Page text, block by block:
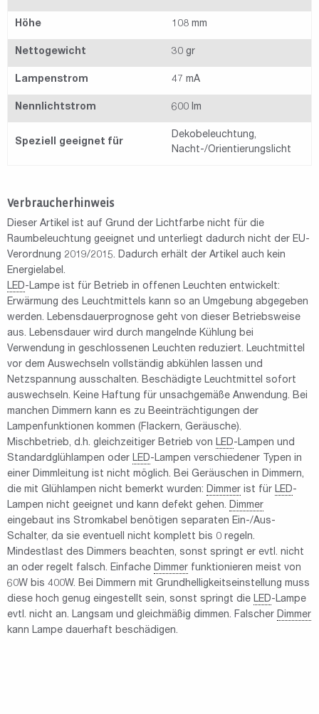
Höhe 108 mm
Nettogewicht 30 gr
Lampenstrom 47 mA
Nennlichtstrom 600 lm
Speziell geeignet für
Dekobeleuchtung,
Nacht-/Orientierungslicht
Verbraucherhinweis
Dieser Artikel ist auf Grund der Lichtfarbe nicht für die
Raumbeleuchtung geeignet und unterliegt dadurch nicht der EU-
Verordnung 2019/2015. Dadurch erhält der Artikel auch kein
Energielabel.
LED-Lampe ist für Betrieb in offenen Leuchten entwickelt:
Erwärmung des Leuchtmittels kann so an Umgebung abgegeben
werden. Lebensdauerprognose geht von dieser Betriebsweise
aus. Lebensdauer wird durch mangelnde Kühlung bei
Verwendung in geschlossenen Leuchten reduziert. Leuchtmittel
vor dem Auswechseln vollständig abkühlen lassen und
Netzspannung ausschalten. Beschädigte Leuchtmittel sofort
auswechseln. Keine Haftung für unsachgemäße Anwendung. Bei
manchen Dimmern kann es zu Beeinträchtigungen der
Lampenfunktionen kommen (Flackern, Geräusche).
Mischbetrieb, d.h. gleichzeitiger Betrieb von LED-Lampen und
Standardglühlampen oder LED-Lampen verschiedener Typen in
einer Dimmleitung ist nicht möglich. Bei Geräuschen in Dimmern,
die mit Glühlampen nicht bemerkt wurden: Dimmer ist für LED-
Lampen nicht geeignet und kann defekt gehen. Dimmer
eingebaut ins Stromkabel benötigen separaten Ein-/Aus-
Schalter, da sie eventuell nicht komplett bis 0 regeln.
Mindestlast des Dimmers beachten, sonst springt er evtl. nicht
an oder regelt falsch. Einfache Dimmer funktionieren meist von
60W bis 400W. Bei Dimmern mit Grundhelligkeitseinstellung muss
diese hoch genug eingestellt sein, sonst springt die LED-Lampe
evtl. nicht an. Langsam und gleichmäßig dimmen. Falscher Dimmer
kann Lampe dauerhaft beschädigen.